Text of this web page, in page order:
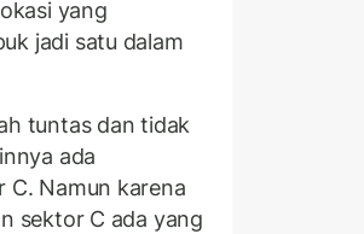
yang
jadi satu dalam
tuntas dan tidak
ada
C. Namun karena
sektor C ada yang